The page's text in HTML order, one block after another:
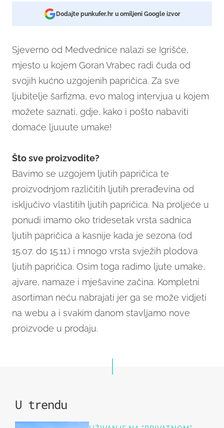
Dodajte punkufer.hr u omiljeni Google izvor
Sjeverno od Medvednice nalazi se Igrišće,
mjesto u kojem Goran Vrabec radi čuda od
svojih kućno uzgojenih papričica. Za sve
ljubitelje šarfizma, evo malog intervjua u kojem
možete saznati, gdje, kako i pošto nabaviti
domaće ljuuute umake!
Što sve proizvodite?
Bavimo se uzgojem ljutih papričica te
proizvodnjom različitih ljutih prerađevina od
isključivo vlastitih ljutih papričica. Na proljeće u
ponudi imamo oko tridesetak vrsta sadnica
ljutih papričica a kasnije kada je sezona (od
15.07. do 15.11.) i mnogo vrsta svježih plodova
ljutih papričica. Osim toga radimo ljute umake,
ajvare, namaze i mješavine začina. Kompletni
asortiman neću nabrajati jer ga se može vidjeti
na webu a i svakim danom stavljamo nove
proizvode u prodaju.
U trendu